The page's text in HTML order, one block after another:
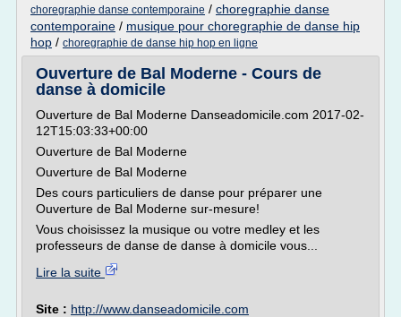
choregraphie danse contemporaine / choregraphie danse
contemporaine / musique pour choregraphie de danse hip
hop / choregraphie de danse hip hop en ligne
Ouverture de Bal Moderne - Cours de
danse à domicile
Ouverture de Bal Moderne Danseadomicile.com 2017-02-
12T15:03:33+00:00
Ouverture de Bal Moderne
Ouverture de Bal Moderne
Des cours particuliers de danse pour préparer une
Ouverture de Bal Moderne sur-mesure!
Vous choisissez la musique ou votre medley et les
professeurs de danse de danse à domicile vous...
Lire la suite
Site : http://www.danseadomicile.com